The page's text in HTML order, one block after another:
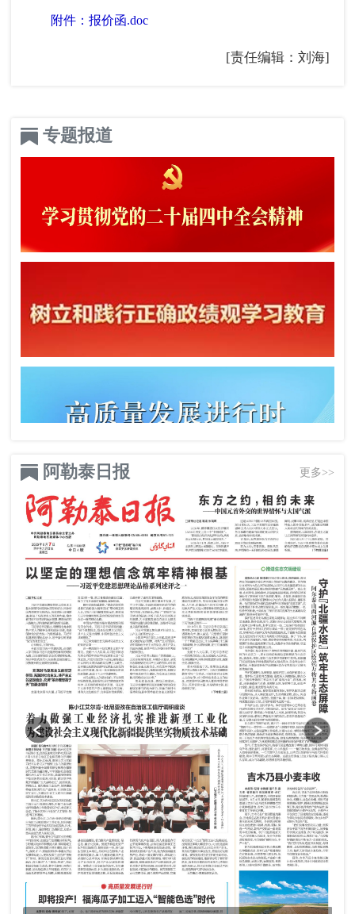
附件：报价函.doc
[责任编辑：刘海]
专题报道
阿勒泰日报 更多>>